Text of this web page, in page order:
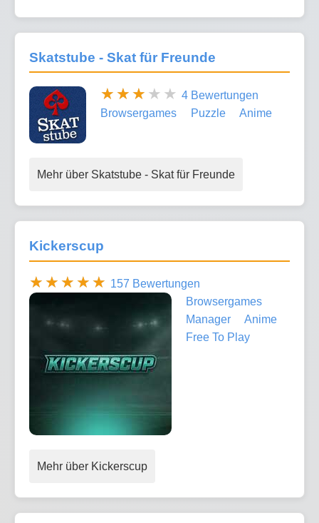
Skatstube - Skat für Freunde
4 Bewertungen
Browsergames
Puzzle Anime
Mehr über Skatstube - Skat für Freunde
Kickerscup
157 Bewertungen
Browsergames
Manager
Anime
Free To Play
Mehr über Kickerscup